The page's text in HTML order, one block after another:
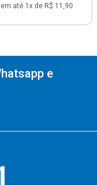
até 1x de R$ 11,90
e